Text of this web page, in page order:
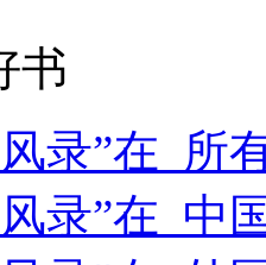
书
录”在 所
录”在 中